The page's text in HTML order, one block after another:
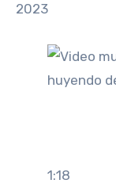
2023
1:18